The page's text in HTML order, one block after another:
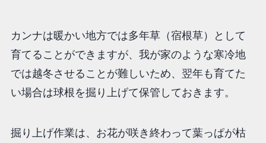
カンナは暖かい地方では多年草（宿根草）として
育てることができますが、我が家のような寒冷地
では越冬させることが難しいため、翌年も育てた
い場合は球根を掘り上げて保管しておきます。
掘り上げ作業は、お花が咲き終わって葉っぱが枯